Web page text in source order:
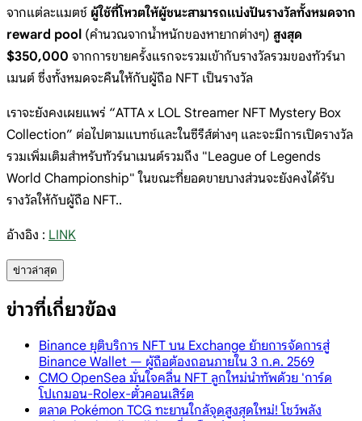
จากแต่ละแมตช์ ผู้ใช้ที่โหวตให้ผู้ชนะสามารถแบ่งปันรางวัลทั้งหมดจาก
reward pool (คำนวณจากน้ำหนักของหายากต่างๆ) สูงสุด
$350,000 จากการขายครั้งแรกจะรวมเข้ากับรางวัลรวมของทัวร์นา
เมนต์ ซึ่งทั้งหมดจะคืนให้กับผู้ถือ NFT เป็นรางวัล
เราจะยังคงเผยแพร่ “ATTA x LOL Streamer NFT Mystery Box
Collection” ต่อไปตามแบทช์และในซีรีส์ต่างๆ และจะมีการเปิดรางวัล
รวมเพิ่มเติมสำหรับทัวร์นาเมนต์รวมถึง "League of Legends
World Championship" ในขณะที่ยอดขายบางส่วนจะยังคงได้รับ
รางวัลให้กับผู้ถือ NFT..
อ้างอิง : LINK
ข่าวล่าสุด
ข่าวที่เกี่ยวข้อง
Binance ยุติบริการ NFT บน Exchange ย้ายการจัดการสู่
Binance Wallet — ผู้ถือต้องถอนภายใน 3 ก.ค. 2569
CMO OpenSea มั่นใจคลื่น NFT ลูกใหม่นำทัพด้วย 'การ์ด
โปเกมอน-Rolex-ตั๋วคอนเสิร์ต
ตลาด Pokémon TCG ทะยานใกล้จุดสูงสุดใหม่! โชว์พลัง